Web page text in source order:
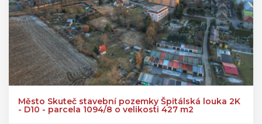
Město Skuteč stavební pozemky Špitálská louka 2K
- D10 - parcela 1094/8 o velikosti 427 m2